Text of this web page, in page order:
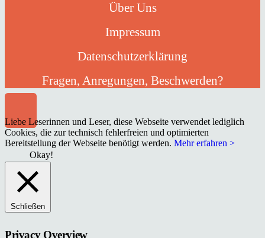
Über Uns
Impressum
Datenschutzerklärung
Fragen, Anregungen, Beschwerden?
Liebe Leserinnen und Leser, diese Webseite verwendet lediglich
Cookies, die zur technisch fehlerfreien und optimierten
Bereitstellung der Webseite benötigt werden. Mehr erfahren >
Okay!
Schließen
Privacy Overview